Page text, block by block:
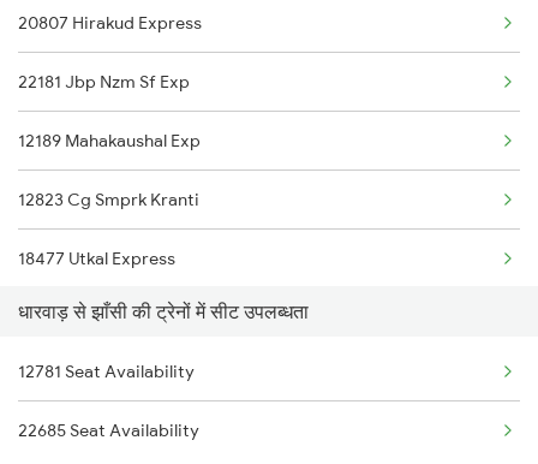
2629 Sampark Kranti
2630 Ypr S Krnti Spl
2725 Sbc Dwr Exp
2726 Dwr Sbc Exp
6205 Sbc Aii Fest Spl
6206 Sbc Festival Spl
6209 Mys Festivl Spl
20807 Hirakud Express
22181 Jbp Nzm Sf Exp
12189 Mahakaushal Exp
12823 Cg Smprk Kranti
18477 Utkal Express
11108 Bundelkhand Exp
12148 Kolhapur Expres
12155 Rkmp Nzm Sf Exp
धारवाड़ से झाँसी की ट्रेनों में सीट उपलब्धता
12781 Seat Availability
22685 Seat Availability